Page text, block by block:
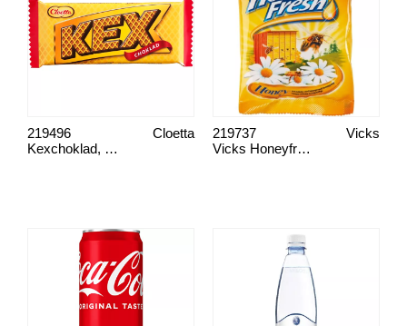
Kexchoklad, Cloetta
Cloetta
219496
Vicks Honeyfresh halstablett
Vicks
219737